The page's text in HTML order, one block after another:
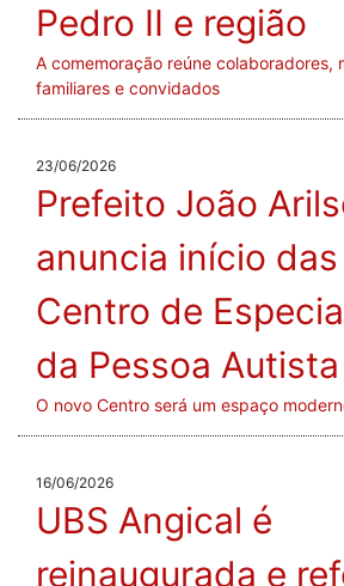
Pedro II e região
A comemoração reúne colaboradores,
familiares e convidados
23/06/2026
Prefeito João
anuncia início
Centro de
da Pessoa Autista
O novo Centro será um espaço
16/06/2026
UBS Angical é
reinaugurada e